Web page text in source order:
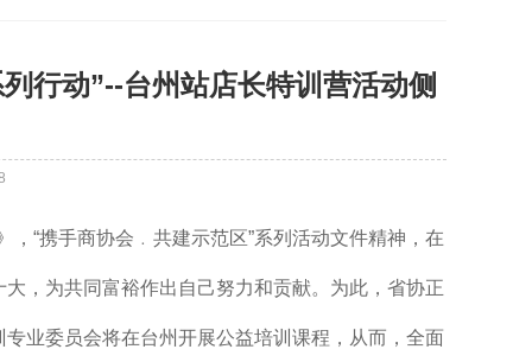
行动”--台州站店长特训营活动侧
“携手商协会﹒共建示范区”系列活动文件精神，在
，为共同富裕作出自己努力和贡献。为此，省协正
业委员会将在台州开展公益培训课程，从而，全面